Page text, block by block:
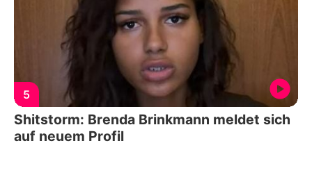
5
Shitstorm: Brenda Brinkmann meldet sich
auf neuem Profil